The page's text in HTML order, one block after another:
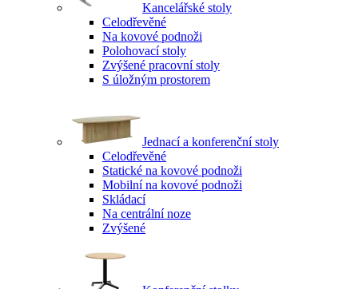
Kancelářské stoly
Celodřevěné
Na kovové podnoži
Polohovací stoly
Zvýšené pracovní stoly
S úložným prostorem
Jednací a konferenční stoly
Celodřevěné
Statické na kovové podnoži
Mobilní na kovové podnoži
Skládací
Na centrální noze
Zvýšené